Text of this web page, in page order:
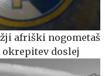
afriški nogometaš
okrepitev doslej